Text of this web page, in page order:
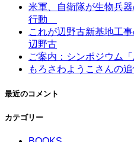
米軍、自衛隊が生物兵
行動
これが辺野古新基地工
辺野古
ご案内：シンポジウム
もろさわようこさんの
最近のコメント
カテゴリー